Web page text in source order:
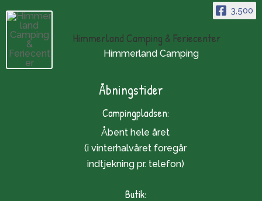
3,500
Himmerland Camping & Feriecenter
Himmerland Camping
Åbningstider
Campingpladsen:
Åbent hele året
(i vinterhalvåret foregår
indtjekning pr. telefon)
Butik: